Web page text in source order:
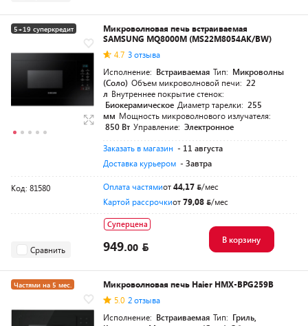
5+19 суперкредит
Микроволновая печь встраиваемая
SAMSUNG MQ8000M (MS22M8054AK/BW)
4.7 3 отзыва
Исполнение: Встраиваемая Тип: Микроволны
(Соло) Объем микроволновой печи: 22
л Внутреннее покрытие стенок:
Биокерамическое Диаметр тарелки: 255
мм Мощность микроволнового излучателя:
850 Вт Управление: Электронное
Заказать в магазин - 11 августа
Доставка курьером - Завтра
Код: 81580 Оплата частямиот44,17
/мес
Картой рассрочкиот79,08 /мес
Сравнить
Суперцена
949.00
В корзину
Частями на 5 мес.
Микроволновая печь Haier HMX-BPG259B
5.0 2 отзыва
Исполнение: Встраиваемая Тип: Гриль,